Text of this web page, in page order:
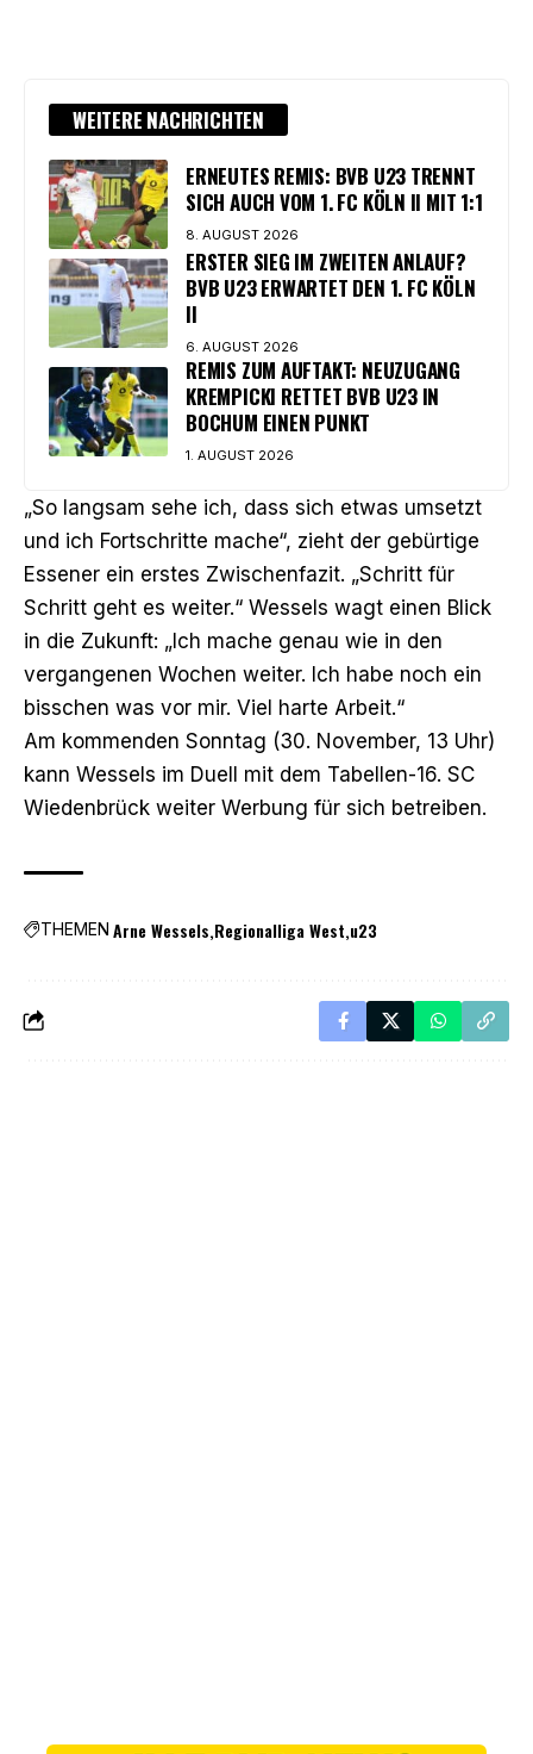
WEITERE NACHRICHTEN
ERNEUTES REMIS: BVB U23 TRENNT
SICH AUCH VOM 1. FC KÖLN II MIT 1:1
8. AUGUST 2026
ERSTER SIEG IM ZWEITEN ANLAUF?
BVB U23 ERWARTET DEN 1. FC KÖLN
II
6. AUGUST 2026
REMIS ZUM AUFTAKT: NEUZUGANG
KREMPICKI RETTET BVB U23 IN
BOCHUM EINEN PUNKT
1. AUGUST 2026
„So langsam sehe ich, dass sich etwas umsetzt
und ich Fortschritte mache“, zieht der gebürtige
Essener ein erstes Zwischenfazit. „Schritt für
Schritt geht es weiter.“ Wessels wagt einen Blick
in die Zukunft: „Ich mache genau wie in den
vergangenen Wochen weiter. Ich habe noch ein
bisschen was vor mir. Viel harte Arbeit.“
Am kommenden Sonntag (30. November, 13 Uhr)
kann Wessels im Duell mit dem Tabellen-16. SC
Wiedenbrück weiter Werbung für sich betreiben.
THEMEN Arne Wessels Regionalliga West u23